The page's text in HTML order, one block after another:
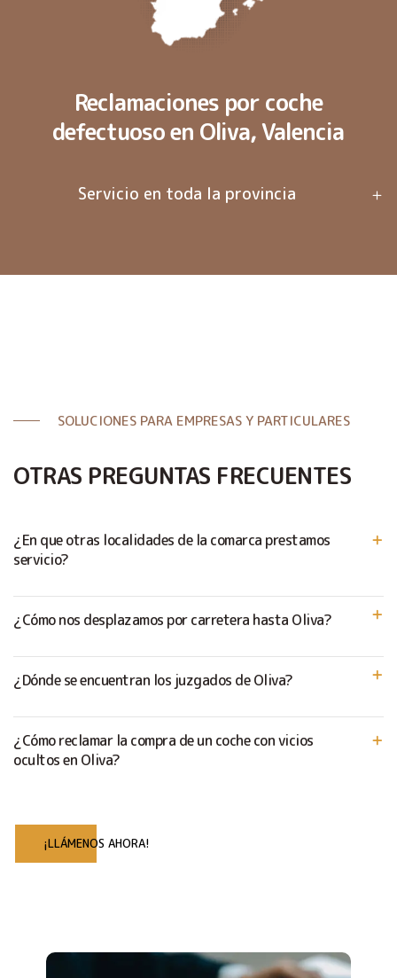
Reclamaciones por coche
defectuoso en Oliva, Valencia
Servicio en toda la provincia
SOLUCIONES PARA EMPRESAS Y PARTICULARES
OTRAS PREGUNTAS FRECUENTES
¿En que otras localidades de la comarca prestamos
servicio?
¿Cómo nos desplazamos por carretera hasta Oliva?
¿Dónde se encuentran los juzgados de Oliva?
¿Cómo reclamar la compra de un coche con vicios
ocultos en Oliva?
¡LLÁMENOS AHORA!